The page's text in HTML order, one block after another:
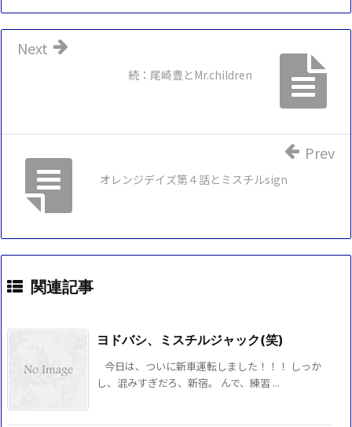
続：尾崎豊とMr.children
Next
オレンジデイズ第４話とミスチルsign
Prev
関連記事
ヨドバシ、ミスチルジャック(笑)
今日は、ついに新車運転しました！！！ しっか
し、混みすぎだろ、新宿。 んで、練習 ...